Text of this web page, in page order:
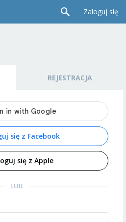
Zaloguj się
REJESTRACJA
się z Facebook
się z Apple
LUB